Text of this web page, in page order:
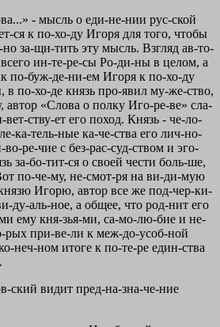
- мысль о еди-не-нии рус-ской
ся к по-хо-ду Игоря для того, чтобы
но за-щи-тить эту мысль. Взгляд ав-то-
ин-те-ре-сы Ро-ди-ны в целом, а
по-буж-де-ни-ем Игоря к по-хо-ду
по-хо-де князь про-явил му-же-ство,
автор «Слова о полку Иго-ре-ве» сла-
ству-ет его поход. Князь - че-ло-
ка-тель-ные ка-че-ства его лич-но-
ре-чие с без-рас-суд-ством и эго-
за-бо-тит-ся о своей чести боль-ше,
по-че-му, не-смот-ря на ви-ди-мую
Игорю, автор все же под-чер-ки-
ду-аль-ное, а общее, что род-нит его
ему кня-зья-ми, са-мо-лю-бие и не-
рых при-ве-ли к меж-до-усоб-ной
неч-ном итоге к по-те-ре един-ства
ский видит пред-на-зна-че-ние